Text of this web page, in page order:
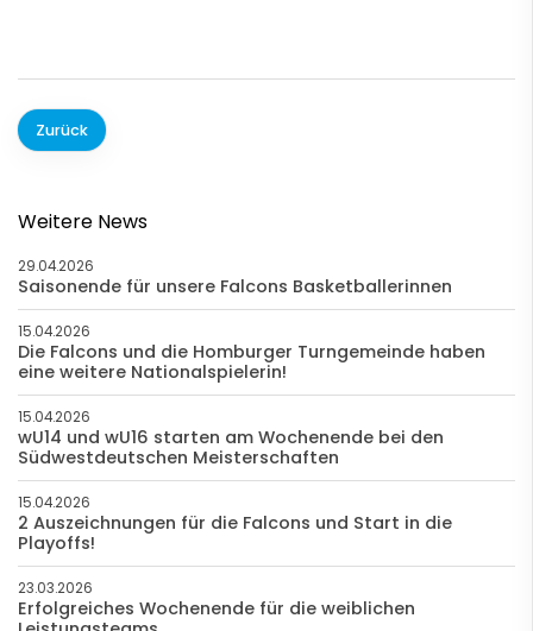
Zurück
Weitere News
29.04.2026
Saisonende für unsere Falcons Basketballerinnen
15.04.2026
Die Falcons und die Homburger Turngemeinde haben
eine weitere Nationalspielerin!
15.04.2026
wU14 und wU16 starten am Wochenende bei den
Südwestdeutschen Meisterschaften
15.04.2026
2 Auszeichnungen für die Falcons und Start in die
Playoffs!
23.03.2026
Erfolgreiches Wochenende für die weiblichen